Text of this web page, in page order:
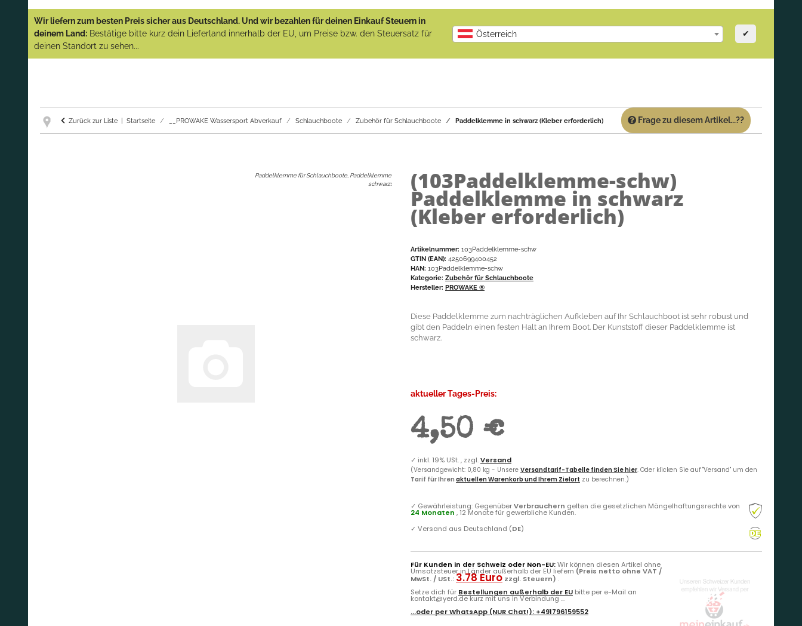
(Abverkauf)!
GARANTIE UND SERVICE:
Wir liefern zum besten Preis sicher aus Deutschland. Und wir bezahlen für deinen Einkauf Steuern in
deinem Land: Bestätige bitte kurz dein Lieferland innerhalb der EU, um Preise bzw. den Steuersatz für
deinen Standort zu sehen...
Österreich ✔
Zurück zur Liste Startseite __PROWAKE Wassersport Abverkauf Schlauchboote Zubehör für Schlauchboote Paddelklemme in schwarz (Kleber erforderlich) Frage zu diesem Artikel...??
Paddelklemme für Schlauchboote, Paddelklemme
schwarz: (103Paddelklemme-schw)
Paddelklemme in schwarz
(Kleber erforderlich)
Artikelnummer: 103Paddelklemme-schw
GTIN (EAN): 4250699400452
HAN: 103Paddelklemme-schw
Kategorie: Zubehör für Schlauchboote
Hersteller: PROWAKE ®
Diese Paddelklemme zum nachträglichen Aufkleben auf Ihr Schlauchboot ist sehr robust und
gibt den Paddeln einen festen Halt an Ihrem Boot. Der Kunststoff dieser Paddelklemme ist
schwarz.
aktueller Tages-Preis:
4,50 €
✓ inkl. 19% USt. , zzgl.Versand
(Versandgewicht: 0,80 kg - Unsere Versandtarif-Tabelle finden Sie hier. Oder klicken Sie auf "Versand" um den
Tarif für Ihren aktuellen Warenkorb und Ihrem Zielort zu berechnen.)
✓ Gewährleistung: GegenüberVerbrauchern gelten die gesetzlichen Mängelhaftungsrechte von
24 Monaten , 12 Monate für gewerbliche Kunden.
✓ Versand aus Deutschland (DE)
Für Kunden in der Schweiz oder Non-EU:Wir können diesen Artikel ohne
Umsatzsteuer in Länder außerhalb der EU liefern (Preis netto ohne VAT /
MwSt. / USt.: 3.78 Euro zzgl. Steuern) .
Setze dich für Bestellungen außerhalb der EU bitte per e-Mail an
kontakt@yerd.de kurz mit uns in Verbindung ...
...oder perWhatsApp (NUR Chat!): +491796159552